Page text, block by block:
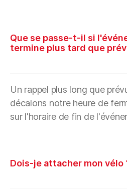
Que se passe-t-il si
termine plus tard que
Un rappel plus long que
décalons notre heure de
sur l'horaire de fin de
Dois-je attacher mon vélo